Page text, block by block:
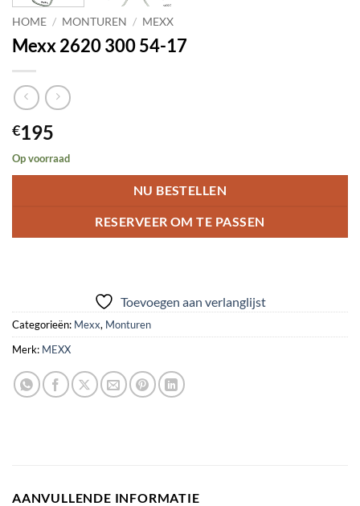
HOME / MONTUREN / MEXX
Mexx 2620 300 54-17
€195
Op voorraad
NU BESTELLEN
RESERVEER OM TE PASSEN
Toevoegen aan verlanglijst
Categorieën: Mexx, Monturen
Merk: MEXX
AANVULLENDE INFORMATIE